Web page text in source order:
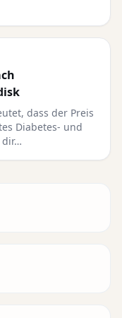
dass der Preis
Diabetes- und
dir…